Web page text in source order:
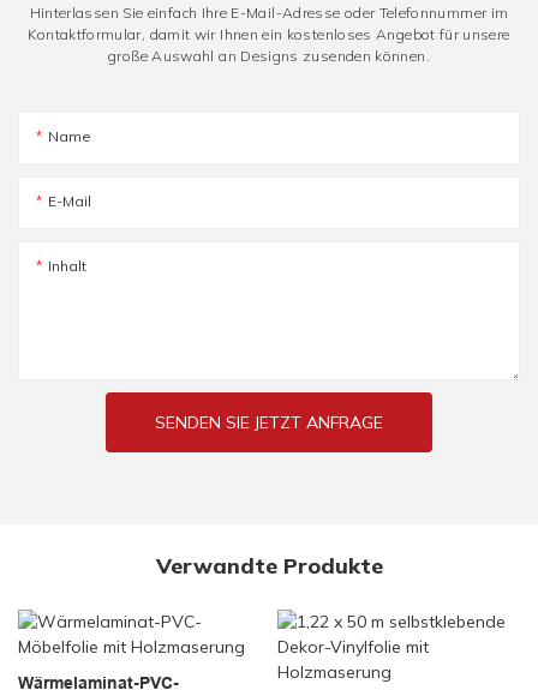
Hinterlassen Sie einfach Ihre E-Mail-Adresse oder Telefonnummer im
Kontaktformular, damit wir Ihnen ein kostenloses Angebot für unsere
große Auswahl an Designs zusenden können.
Name
E-Mail
Inhalt
SENDEN SIE JETZT ANFRAGE
Verwandte Produkte
Wärmelaminat-PVC-